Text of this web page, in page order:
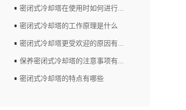
密闭式冷却塔在使用时如何进行...
密闭式冷却塔的工作原理是什么
密闭式冷却塔更受欢迎的原因有...
保养密闭式冷却塔的注意事项有...
密闭式冷却塔的特点有哪些